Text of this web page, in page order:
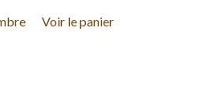
Voir le panier